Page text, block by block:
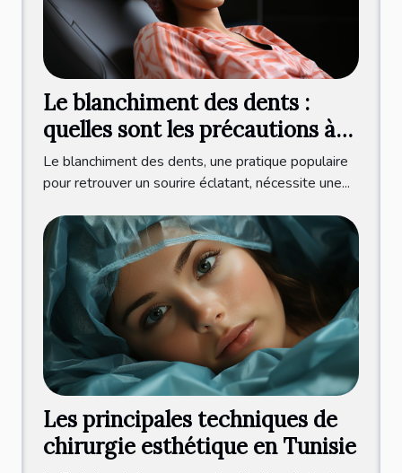
Le blanchiment des dents :
quelles sont les précautions à
prendre ?
Le blanchiment des dents, une pratique populaire
pour retrouver un sourire éclatant, nécessite une...
Les principales techniques de
chirurgie esthétique en Tunisie